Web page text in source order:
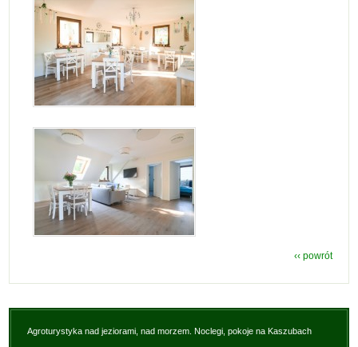
‹‹ powrót
Agroturystyka nad jeziorami, nad morzem. Noclegi, pokoje na Kaszubach